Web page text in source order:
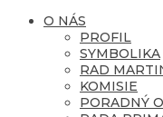
O NÁS
PROFIL
SYMBOLIKA
RAD
KOMISIE
PORADNÝ